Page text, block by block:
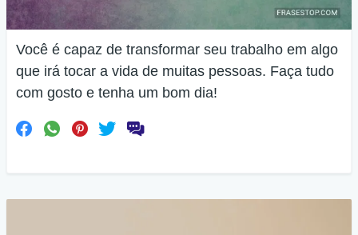
Você é capaz de transformar seu trabalho em algo
que irá tocar a vida de muitas pessoas. Faça tudo
com gosto e tenha um bom dia!